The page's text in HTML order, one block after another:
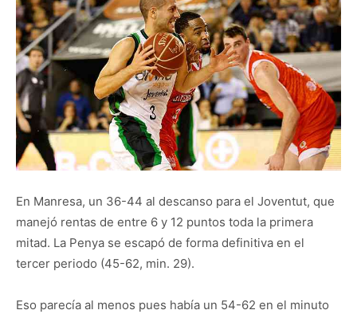
En Manresa, un 36-44 al descanso para el Joventut, que
manejó rentas de entre 6 y 12 puntos toda la primera
mitad. La Penya se escapó de forma definitiva en el
tercer periodo (45-62, min. 29).
Eso parecía al menos pues había un 54-62 en el minuto